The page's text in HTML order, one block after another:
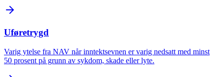
Uføretrygd
Varig ytelse fra NAV når inntektsevnen er varig nedsatt med minst
50 prosent på grunn av sykdom, skade eller lyte.